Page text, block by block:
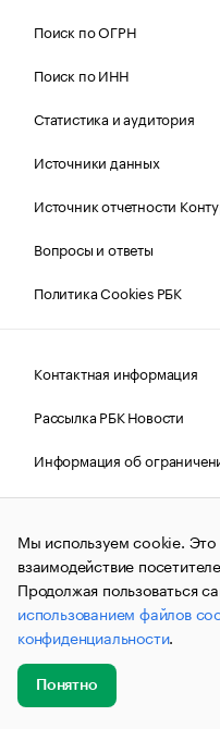
Поиск по ОГРН
Поиск по ИНН
Статистика и аудитория
Источники данных
Источник отчетности
Вопросы и ответы
Политика Cookies РБК
Контактная информация
Рассылка РБК Новости
Информация об
Правовая информация
© АО
и материалы
(зарегистрировано
связи, информационных
коммуникаций
№ФС77-63848)
публикации могут
не предназначенную для
до 18 лет.
Мы используем cookie. Это
взаимодействие
Продолжая пользоваться
использованием файлов
конфиденциальности.
Понятно